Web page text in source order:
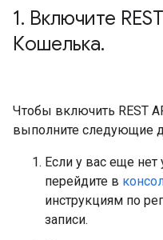
1. Включите
Кошелька.
Чтобы включить REST
выполните следующие
Если у вас еще нет
перейдите в
инструкциям по
записи.